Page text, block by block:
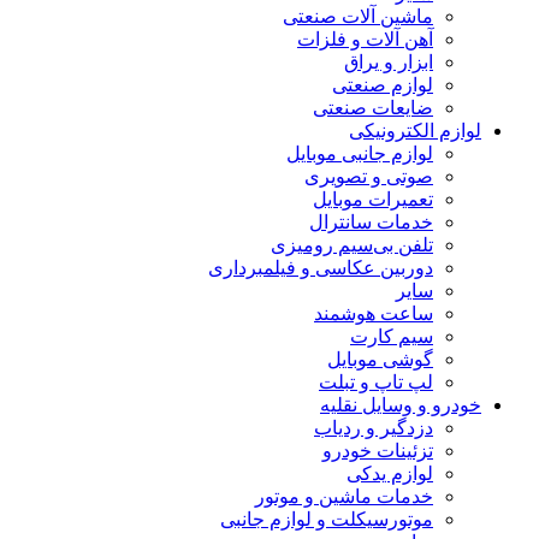
ماشین آلات صنعتی
آهن آلات و فلزات
ابزار و یراق
لوازم صنعتی
ضایعات صنعتی
الکترونیکی
لوازم جانبی موبایل
صوتی و تصویری
تعمیرات موبایل
خدمات سانترال
تلفن بی‌سیم رومیزی
دوربین عکاسی و فیلمبرداری
ساعت هوشمند
سیم کارت
گوشی موبایل
لپ تاپ و تبلت
و وسایل نقلیه
دزدگیر و ردیاب
تزئینات خودرو
لوازم یدکی
خدمات ماشین و موتور
موتورسیکلت و لوازم جانبی